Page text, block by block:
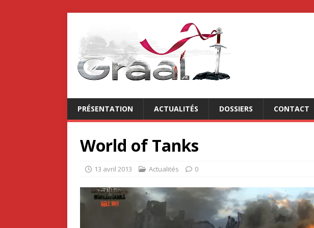
PRÉSENTATION ACTUALITÉS DOSSIERS CONTACT
World of Tanks
13 avril 2013 Actualités 0